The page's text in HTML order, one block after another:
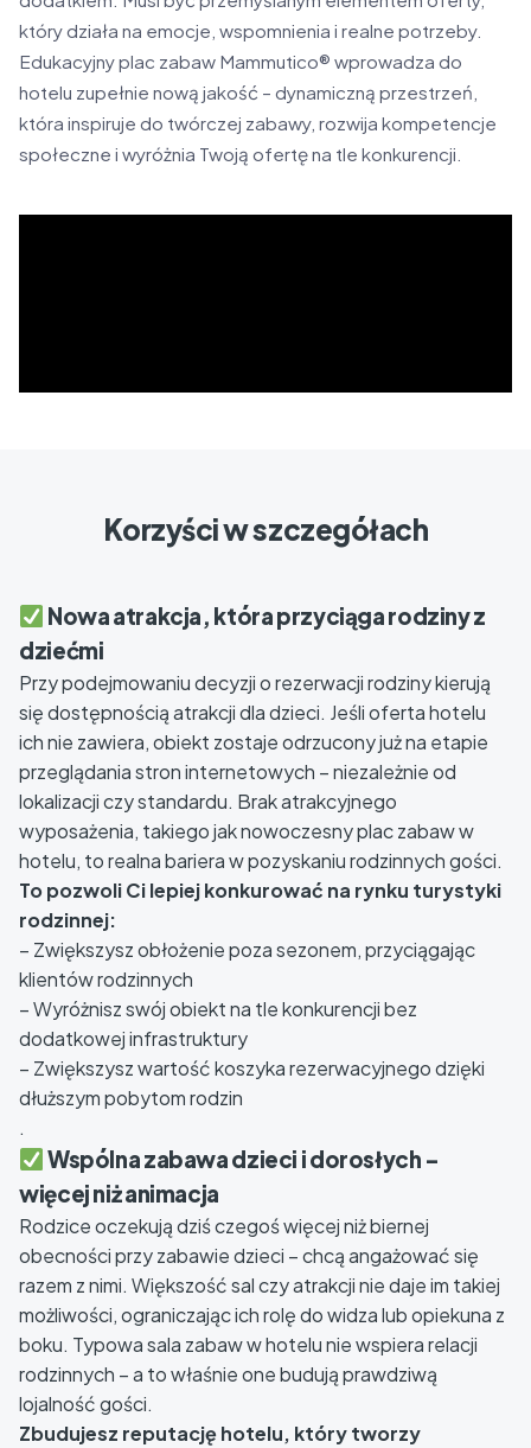
który działa na emocje, wspomnienia i realne potrzeby.
Edukacyjny plac zabaw Mammutico® wprowadza do
hotelu zupełnie nową jakość – dynamiczną przestrzeń,
która inspiruje do twórczej zabawy, rozwija kompetencje
społeczne i wyróżnia Twoją ofertę na tle konkurencji.
Korzyści w szczegółach
Nowa atrakcja, która przyciąga rodziny z
dziećmi
Przy podejmowaniu decyzji o rezerwacji rodziny kierują
się dostępnością atrakcji dla dzieci. Jeśli oferta hotelu
ich nie zawiera, obiekt zostaje odrzucony już na etapie
przeglądania stron internetowych – niezależnie od
lokalizacji czy standardu. Brak atrakcyjnego
wyposażenia, takiego jak nowoczesny plac zabaw w
hotelu, to realna bariera w pozyskaniu rodzinnych gości.
To pozwoli Ci lepiej konkurować na rynku turystyki
rodzinnej:
– Zwiększysz obłożenie poza sezonem, przyciągając
klientów rodzinnych
– Wyróżnisz swój obiekt na tle konkurencji bez
dodatkowej infrastruktury
– Zwiększysz wartość koszyka rezerwacyjnego dzięki
dłuższym pobytom rodzin
.
Wspólna zabawa dzieci i dorosłych –
więcej niż animacja
Rodzice oczekują dziś czegoś więcej niż biernej
obecności przy zabawie dzieci – chcą angażować się
razem z nimi. Większość sal czy atrakcji nie daje im takiej
możliwości, ograniczając ich rolę do widza lub opiekuna z
boku. Typowa sala zabaw w hotelu nie wspiera relacji
rodzinnych – a to właśnie one budują prawdziwą
lojalność gości.
Zbudujesz reputację hotelu, który tworzy